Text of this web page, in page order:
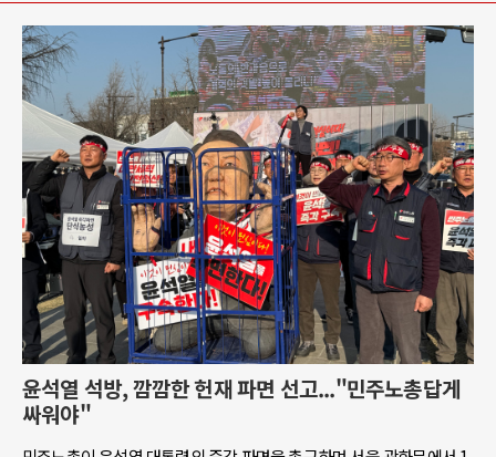
윤석열 석방, 깜깜한 헌재 파면 선고..."민주노총답게
싸워야"